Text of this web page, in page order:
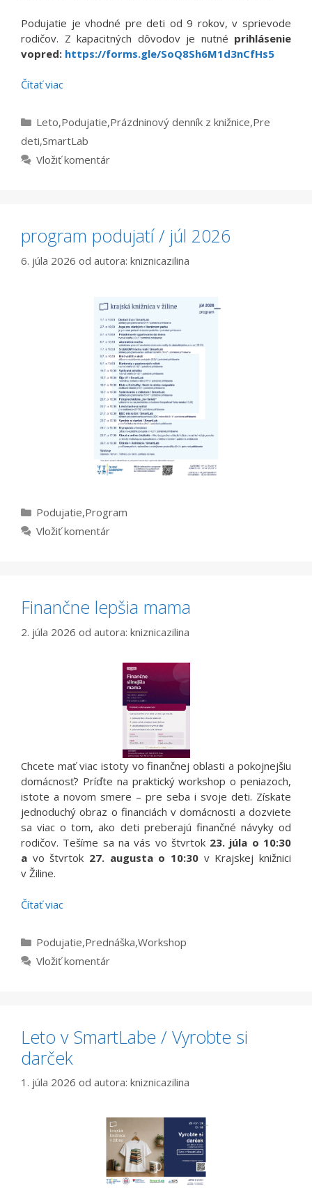
Podujatie je vhodné pre deti od 9 rokov, v sprievode
rodičov. Z kapacitných dôvodov je nutné prihlásenie
vopred: https://forms.gle/SoQ8Sh6M1d3nCfHs5
Čítať viac
Kategórie
Leto,Podujatie,Prázdninový denník z knižnice,Pre
deti,SmartLab
Vložiť komentár
program podujatí / júl 2026
6. júla 2026 od autora: kniznicazilina
Kategórie
Podujatie,Program
Vložiť komentár
Finančne lepšia mama
2. júla 2026 od autora: kniznicazilina
Chcete mať viac istoty vo finančnej oblasti a pokojnejšiu
domácnosť? Príďte na praktický workshop o peniazoch,
istote a novom smere – pre seba i svoje deti. Získate
jednoduchý obraz o financiách v domácnosti a dozviete
sa viac o tom, ako deti preberajú finančné návyky od
rodičov. Tešíme sa na vás vo štvrtok 23. júla o 10:30
a vo štvrtok 27. augusta o 10:30 v Krajskej knižnici
v Žiline.
Čítať viac
Kategórie
Podujatie,Prednáška,Workshop
Vložiť komentár
Leto v SmartLabe / Vyrobte si
darček
1. júla 2026 od autora: kniznicazilina